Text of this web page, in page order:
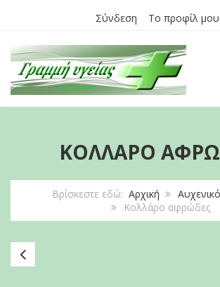
Σύνδεση Το προφίλ μου
ΚΟΛΛΆΡΟ
Βρίσκεστε εδώ: Αρχική
Κολλάρο αφρώδες
Κολλάρο
αφρώδες